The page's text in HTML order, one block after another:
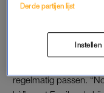
Ondanks zijn
zijn, wordt Van der
regelmatig passen.
Derde partijen lijst
Instellen